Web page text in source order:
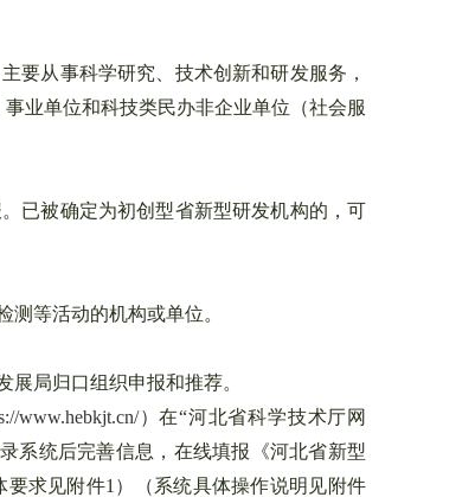
从事科学研究、技术创新和研发服务，
业单位和科技类民办非企业单位（社会服
已被确定为初创型省新型研发机构的，可
等活动的机构或单位。
局归口组织申报和推荐。
www.hebkjt.cn/）在“河北省科学技术厅网
系统后完善信息，在线填报《河北省新型
求见附件1）（系统具体操作说明见附件